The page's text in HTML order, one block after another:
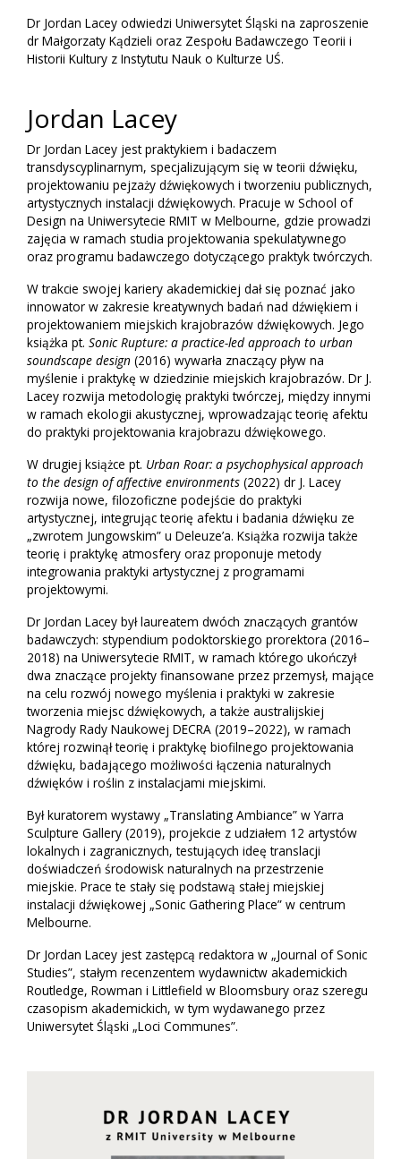
Dr Jordan Lacey odwiedzi Uniwersytet Śląski na zaproszenie
dr Małgorzaty Kądzieli oraz Zespołu Badawczego Teorii i
Historii Kultury z Instytutu Nauk o Kulturze UŚ.
Jordan Lacey
Dr Jordan Lacey jest praktykiem i badaczem
transdyscyplinarnym, specjalizującym się w teorii dźwięku,
projektowaniu pejzaży dźwiękowych i tworzeniu publicznych,
artystycznych instalacji dźwiękowych. Pracuje w School of
Design na Uniwersytecie RMIT w Melbourne, gdzie prowadzi
zajęcia w ramach studia projektowania spekulatywnego
oraz programu badawczego dotyczącego praktyk twórczych.
W trakcie swojej kariery akademickiej dał się poznać jako
innowator w zakresie kreatywnych badań nad dźwiękiem i
projektowaniem miejskich krajobrazów dźwiękowych. Jego
książka pt. Sonic Rupture: a practice-led approach to urban
soundscape design (2016) wywarła znaczący pływ na
myślenie i praktykę w dziedzinie miejskich krajobrazów. Dr J.
Lacey rozwija metodologię praktyki twórczej, między innymi
w ramach ekologii akustycznej, wprowadzając teorię afektu
do praktyki projektowania krajobrazu dźwiękowego.
W drugiej książce pt. Urban Roar: a psychophysical approach
to the design of affective environments (2022) dr J. Lacey
rozwija nowe, filozoficzne podejście do praktyki
artystycznej, integrując teorię afektu i badania dźwięku ze
„zwrotem Jungowskim” u Deleuze’a. Książka rozwija także
teorię i praktykę atmosfery oraz proponuje metody
integrowania praktyki artystycznej z programami
projektowymi.
Dr Jordan Lacey był laureatem dwóch znaczących grantów
badawczych: stypendium podoktorskiego prorektora (2016–
2018) na Uniwersytecie RMIT, w ramach którego ukończył
dwa znaczące projekty finansowane przez przemysł, mające
na celu rozwój nowego myślenia i praktyki w zakresie
tworzenia miejsc dźwiękowych, a także australijskiej
Nagrody Rady Naukowej DECRA (2019–2022), w ramach
której rozwinął teorię i praktykę biofilnego projektowania
dźwięku, badającego możliwości łączenia naturalnych
dźwięków i roślin z instalacjami miejskimi.
Był kuratorem wystawy „Translating Ambiance” w Yarra
Sculpture Gallery (2019), projekcie z udziałem 12 artystów
lokalnych i zagranicznych, testujących ideę translacji
doświadczeń środowisk naturalnych na przestrzenie
miejskie. Prace te stały się podstawą stałej miejskiej
instalacji dźwiękowej „Sonic Gathering Place” w centrum
Melbourne.
Dr Jordan Lacey jest zastępcą redaktora w „Journal of Sonic
Studies”, stałym recenzentem wydawnictw akademickich
Routledge, Rowman i Littlefield w Bloomsbury oraz szeregu
czasopism akademickich, w tym wydawanego przez
Uniwersytet Śląski „Loci Communes”.